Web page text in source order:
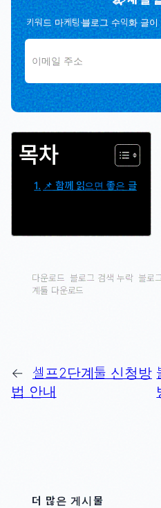
키워드 마케팅·블로그 수익화 글
목차
📌 함께 읽으면 좋은 글
다운로드 블로그 검색 누락 블로
계툴 다운로드
←
셀프2단계툴 신청방
법 안내
더 많은 게시물